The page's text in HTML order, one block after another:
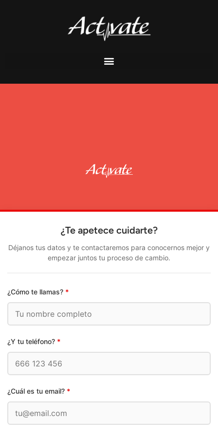
¿Te apetece cuidarte?
Déjanos tus datos y te contactaremos para conocernos mejor y
empezar juntos tu proceso de cambio.
¿Cómo te llamas? *
¿Y tu teléfono? *
¿Cuál es tu email? *